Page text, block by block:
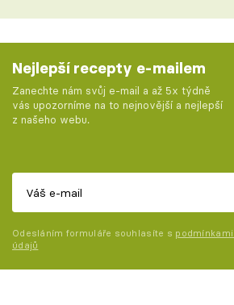
Nejlepší recepty e-mailem
Zanechte nám svůj e-mail a až 5x týdně
vás upozorníme na to nejnovější a nejlepší
z našeho webu.
Odesláním formuláře souhlasíte s
údajů